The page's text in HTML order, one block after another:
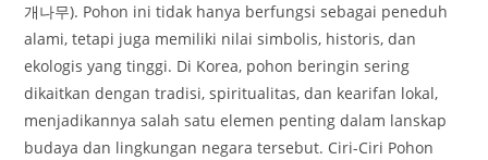
개나무). Pohon ini tidak hanya berfungsi sebagai peneduh
alami, tetapi juga memiliki nilai simbolis, historis, dan
ekologis yang tinggi. Di Korea, pohon beringin sering
dikaitkan dengan tradisi, spiritualitas, dan kearifan lokal,
menjadikannya salah satu elemen penting dalam lanskap
budaya dan lingkungan negara tersebut. Ciri-Ciri Pohon